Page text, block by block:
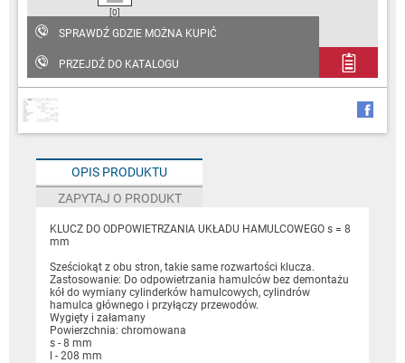
[0]
SPRAWDŹ GDZIE MOŻNA KUPIĆ
PRZEJDŹ DO KATALOGU
OPIS PRODUKTU
ZAPYTAJ O PRODUKT
KLUCZ DO ODPOWIETRZANIA UKŁADU HAMULCOWEGO s = 8
mm
Sześciokąt z obu stron, takie same rozwartości klucza.
Zastosowanie: Do odpowietrzania hamulców bez demontażu
kół do wymiany cylinderków hamulcowych, cylindrów
hamulca głównego i przyłączy przewodów.
Wygięty i załamany
Powierzchnia: chromowana
s - 8 mm
l - 208 mm